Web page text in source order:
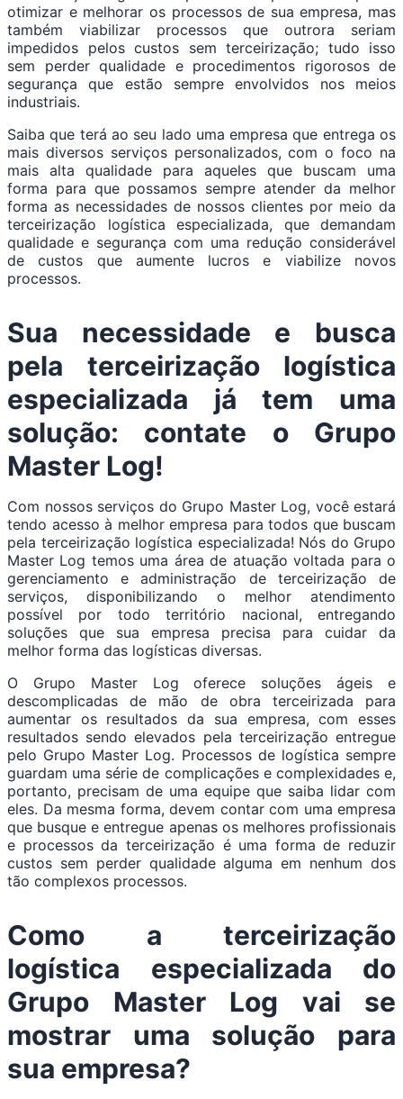
otimizar e melhorar os processos de sua empresa, mas
também viabilizar processos que outrora seriam
impedidos pelos custos sem terceirização; tudo isso
sem perder qualidade e procedimentos rigorosos de
segurança que estão sempre envolvidos nos meios
industriais.
Saiba que terá ao seu lado uma empresa que entrega os
mais diversos serviços personalizados, com o foco na
mais alta qualidade para aqueles que buscam uma
forma para que possamos sempre atender da melhor
forma as necessidades de nossos clientes por meio da
terceirização logística especializada, que demandam
qualidade e segurança com uma redução considerável
de custos que aumente lucros e viabilize novos
processos.
Sua necessidade e busca
pela terceirização logística
especializada já tem uma
solução: contate o Grupo
Master Log!
Com nossos serviços do Grupo Master Log, você estará
tendo acesso à melhor empresa para todos que buscam
pela terceirização logística especializada! Nós do Grupo
Master Log temos uma área de atuação voltada para o
gerenciamento e administração de terceirização de
serviços, disponibilizando o melhor atendimento
possível por todo território nacional, entregando
soluções que sua empresa precisa para cuidar da
melhor forma das logísticas diversas.
O Grupo Master Log oferece soluções ágeis e
descomplicadas de mão de obra terceirizada para
aumentar os resultados da sua empresa, com esses
resultados sendo elevados pela terceirização entregue
pelo Grupo Master Log. Processos de logística sempre
guardam uma série de complicações e complexidades e,
portanto, precisam de uma equipe que saiba lidar com
eles. Da mesma forma, devem contar com uma empresa
que busque e entregue apenas os melhores profissionais
e processos da terceirização é uma forma de reduzir
custos sem perder qualidade alguma em nenhum dos
tão complexos processos.
Como a terceirização
logística especializada do
Grupo Master Log vai se
mostrar uma solução para
sua empresa?